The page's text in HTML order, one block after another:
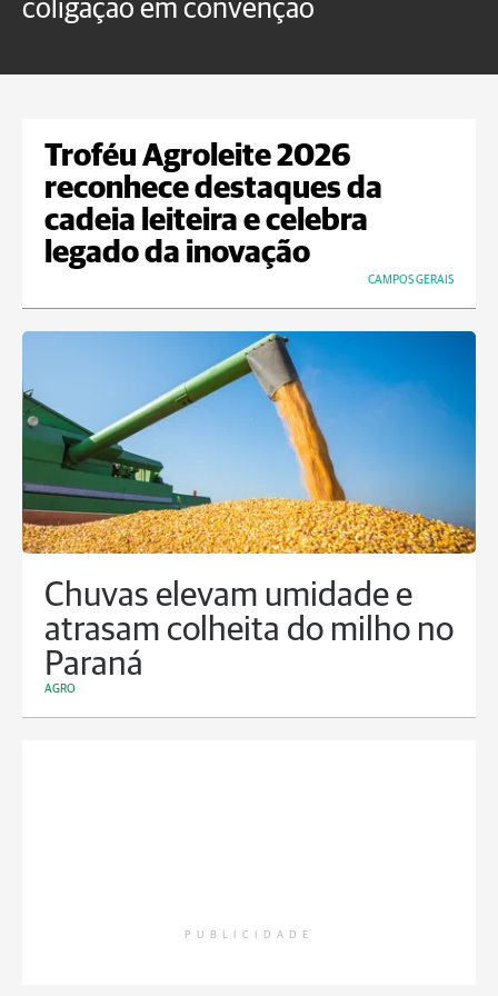
coligação em convenção
Troféu Agroleite 2026
reconhece destaques da
cadeia leiteira e celebra
legado da inovação
CAMPOS GERAIS
Chuvas elevam umidade e
atrasam colheita do milho no
Paraná
AGRO
PUBLICIDADE